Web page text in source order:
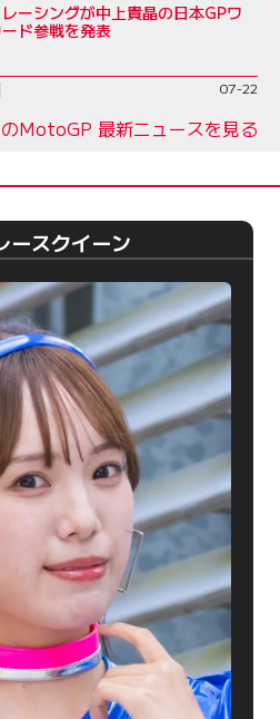
ーシングが中上貴晶の日本GPワ
ド参戦を発表
07-22
MotoGP 最新ニュースを見る
ースクイーン